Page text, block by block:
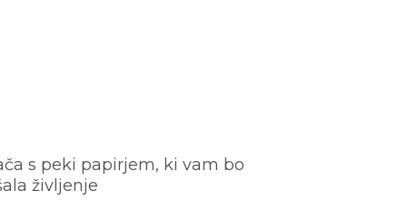
s peki papirjem, ki vam bo
življenje